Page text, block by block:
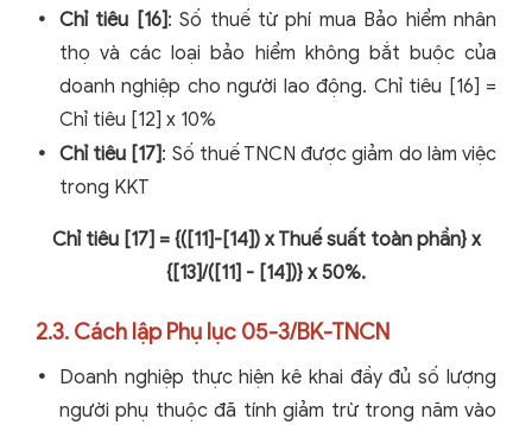
Chỉ tiêu [16]: Số thuế từ phí mua Bảo hiểm nhân
thọ và các loại bảo hiểm không bắt buộc của
doanh nghiệp cho người lao động. Chỉ tiêu [16] =
Chỉ tiêu [12] x 10%
Chỉ tiêu [17]: Số thuế TNCN được giảm do làm việc
trong KKT
Chỉ tiêu [17] = {([11]-[14]) x Thuế suất toàn phần} x
{[13]/([11] - [14])} x 50%.
2.3. Cách lập Phụ lục 05-3/BK-TNCN
Doanh nghiệp thực hiện kê khai đầy đủ số lượng
người phụ thuộc đã tính giảm trừ trong năm vào